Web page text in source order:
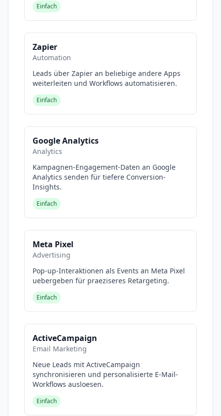
Einfach
Zapier
Automation
Leads über Zapier an beliebige andere Apps
weiterleiten und Workflows automatisieren.
Einfach
Google Analytics
Analytics
Kampagnen-Engagement-Daten an Google
Analytics senden für tiefere Conversion-
Insights.
Einfach
Meta Pixel
Advertising
Pop-up-Interaktionen als Events an Meta Pixel
uebergeben für praeziseres Retargeting.
Einfach
ActiveCampaign
Email Marketing
Neue Leads mit ActiveCampaign
synchronisieren und personalisierte E-Mail-
Workflows ausloesen.
Einfach